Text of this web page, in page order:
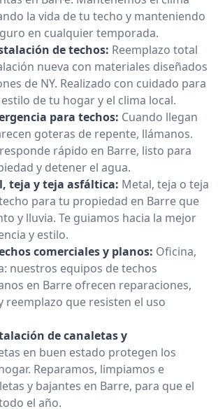
la vida de tu techo y manteniendo
en cualquier temporada.
de techos: Reemplazo total
nueva con materiales diseñados
de NY. Realizado con cuidado para
de tu hogar y el clima local.
para techos: Cuando llegan
goteras de repente, llámanos.
rápido en Barre, listo para
y detener el agua.
teja y teja asfáltica: Metal, teja o teja
para tu propiedad en Barre que
y lluvia. Te guiamos hacia la mejor
y estilo.
comerciales y planos: Oficina,
nuestros equipos de techos
en Barre ofrecen reparaciones,
reemplazo que resisten el uso
de canaletas y
en buen estado protegen los
Reparamos, limpiamos e
y bajantes en Barre, para que el
el año.